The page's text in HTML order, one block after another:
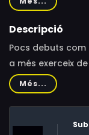
Toledano
Descripció
Pocs debuts com
a més exerceix
han estat
forma d'entendre
A través de les
genuïna
Més...